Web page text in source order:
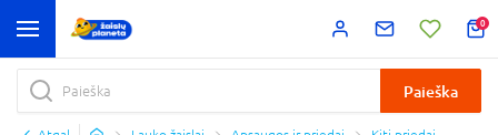
0
Paieška